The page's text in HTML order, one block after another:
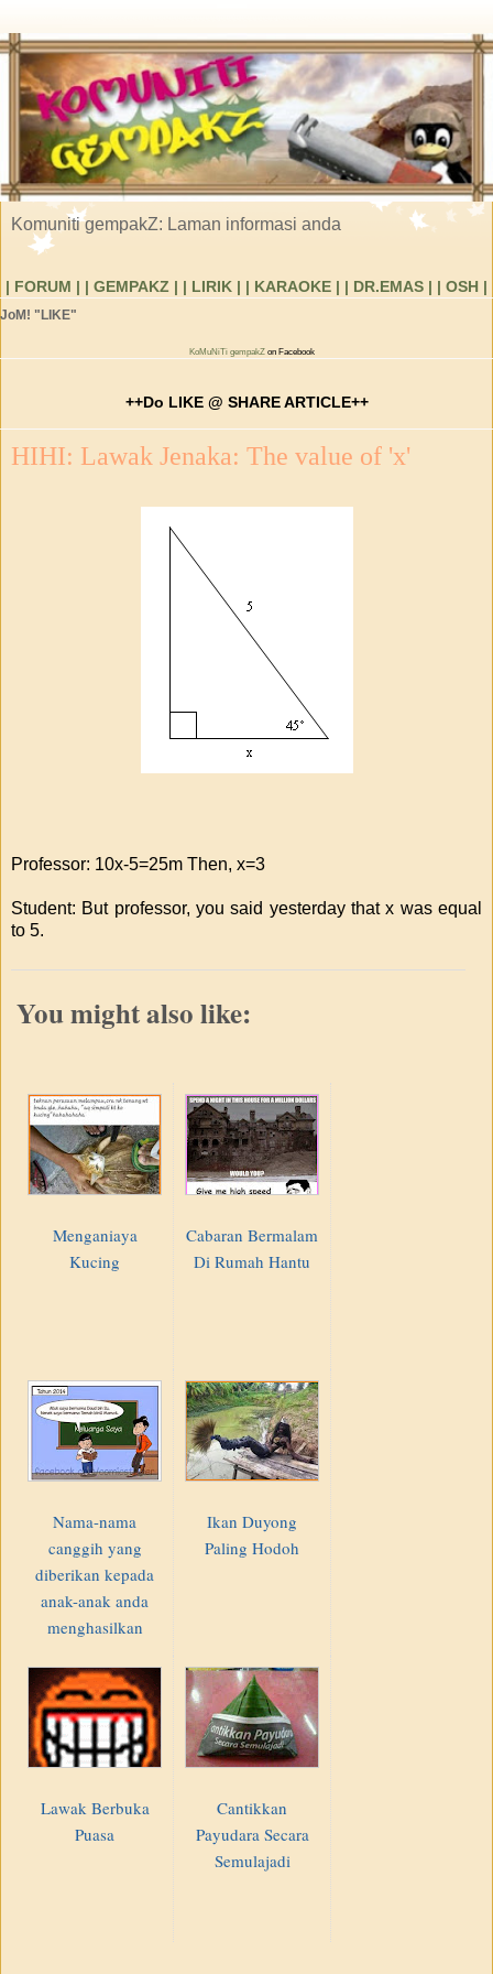
Komuniti gempakZ: Laman informasi anda
| FORUM | | GEMPAKZ | | LIRIK | | KARAOKE | | DR.EMAS | | OSH |
JoM! "LIKE"
KoMuNiTi gempakZ on Facebook
++Do LIKE @ SHARE ARTICLE++
HIHI: Lawak Jenaka: The value of 'x'
Professor: 10x-5=25m Then, x=3
Student: But professor, you said yesterday that x was equal
to 5.
You might also like:
Menganiaya
Kucing
Cabaran Bermalam
Di Rumah Hantu
Nama-nama
canggih yang
diberikan kepada
anak-anak anda
menghasilkan
Ikan Duyong
Paling Hodoh
Lawak Berbuka
Puasa
Cantikkan
Payudara Secara
Semulajadi